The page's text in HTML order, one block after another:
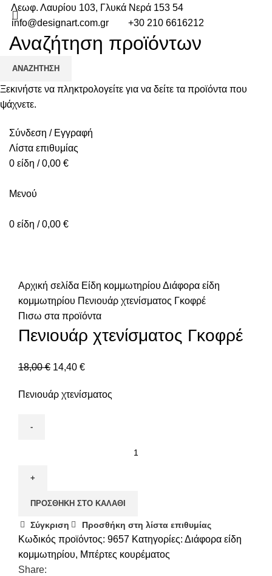
Λεωφ. Λαυρίου 103, Γλυκά Νερά 153 54
info@designart.com.gr
+30 210 6616212
ΑΡΧΙΚΉ ΠΡΟΪΌΝΤΑ
ΣΧΕΤΙΚΆ ΜΕ ΕΜΆΣ
Ο ΛΟΓΑΡΙΑΣΜΌΣ ΜΟΥ
ΕΠΙΚΟΙΝΩΝΊΑ
Σύνδεση / Εγγραφή
Λίστα επιθυμίας
0 είδη / 0,00 €
Mενού
0 είδη / 0,00 €
Αρχική σελίδα Είδη κομμωτηρίου Διάφορα είδη
κομμωτηρίου Πενιουάρ χτενίσματος Γκοφρέ
Πισω στα προϊόντα
Πενιουάρ χτενίσματος Γκοφρέ
18,00€ 14,40 €
Πενιουάρ χτενίσματος
ΠΡΟΣΘΉΚΗ ΣΤΟ ΚΑΛΆΘΙ
Σύγκριση Προσθήκη στη λίστα επιθυμίας
Κωδικός προϊόντος: 9657 Κατηγορίες: Διάφορα είδη
κομμωτηρίου, Μπέρτες κουρέματος
Share:
ΑΝΑΖΉΤΗΣΗ
Ξεκινήστε να πληκτρολογείτε για να δείτε τα προϊόντα που
ψάχνετε.